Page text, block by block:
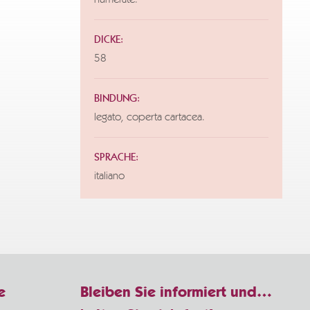
DICKE:
58
BINDUNG:
legato, coperta cartacea.
SPRACHE:
italiano
Bleiben Sie informiert und…